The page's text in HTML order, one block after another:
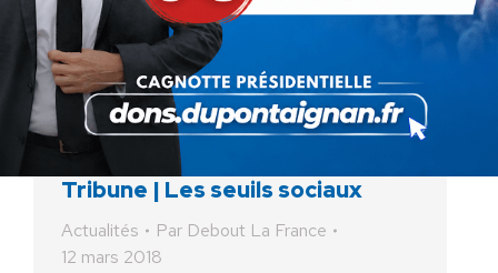
égrainent, en fonction d’une opinion devenue
plus qu’épidermique, des propositions
pompeusement qualifiées de réformes. Ayant
annoncé qu’il n’y aurait finalement pas de…
Tribune | Les seuils sociaux
Actualités Par Debout La France
12 mars 2018